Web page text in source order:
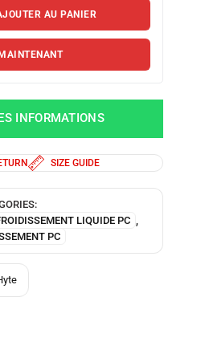
AU PANIER
INFORMATIONS
SIZE GUIDE
LIQUIDE PC
PC